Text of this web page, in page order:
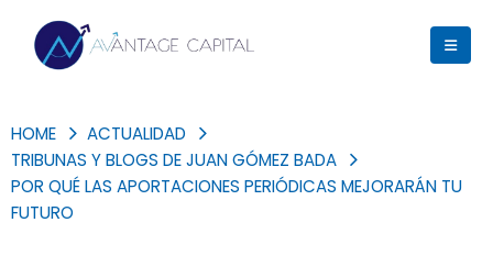
HOME
ACTUALIDAD
TRIBUNAS Y BLOGS DE JUAN GÓMEZ BADA
POR QUÉ LAS APORTACIONES PERIÓDICAS MEJORARÁN TU
FUTURO